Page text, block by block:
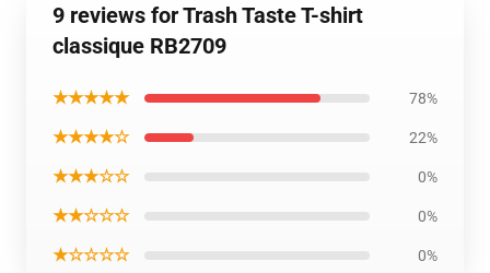
9 reviews for Trash Taste T-shirt
classique RB2709
★★★★★ 78%
★★★★☆ 22%
★★★☆☆ 0%
★★☆☆☆ 0%
★☆☆☆☆ 0%